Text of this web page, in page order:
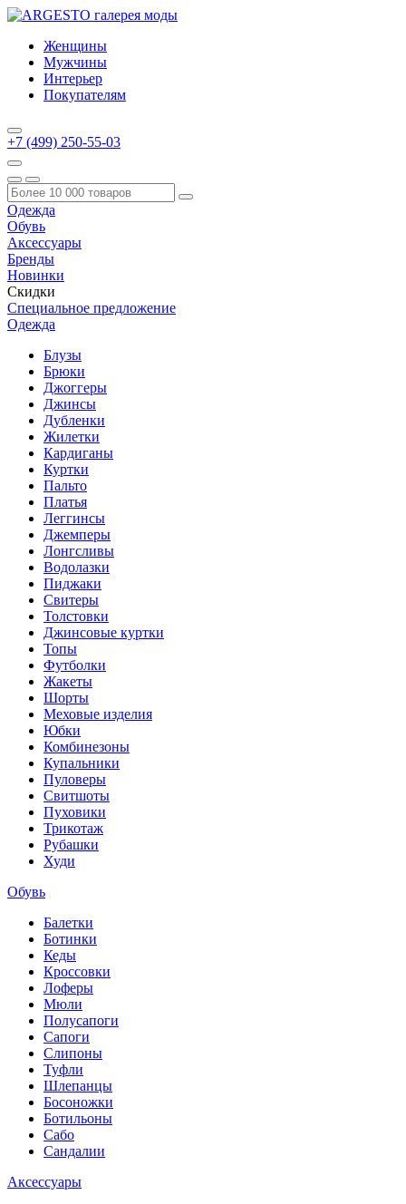
Женщины
Мужчины
Интерьер
Покупателям
+7 (499) 250-55-03
Одежда
Обувь
Аксессуары
Бренды
Новинки
Скидки
Специальное предложение
Одежда
Блузы
Брюки
Джоггеры
Джинсы
Дубленки
Жилетки
Кардиганы
Куртки
Пальто
Платья
Леггинсы
Джемперы
Лонгсливы
Водолазки
Пиджаки
Свитеры
Толстовки
Джинсовые куртки
Топы
Футболки
Жакеты
Шорты
Меховые изделия
Юбки
Комбинезоны
Купальники
Пуловеры
Свитшоты
Пуховики
Трикотаж
Рубашки
Худи
Обувь
Балетки
Ботинки
Кеды
Кроссовки
Лоферы
Мюли
Полусапоги
Сапоги
Слипоны
Туфли
Шлепанцы
Босоножки
Ботильоны
Сабо
Сандалии
Аксессуары